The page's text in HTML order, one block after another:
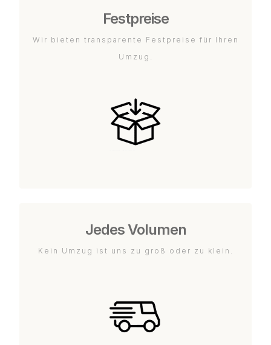
Festpreise
Wir bieten transparente Festpreise für Ihren
Umzug.
Jedes Volumen
Kein Umzug ist uns zu groß oder zu klein.